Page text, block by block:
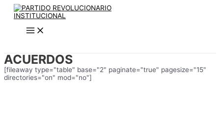
contenido
Menu
ACUERDOS
[fileaway type="table" base="2" paginate="true" pagesize="15"
directories="on" mod="no"]